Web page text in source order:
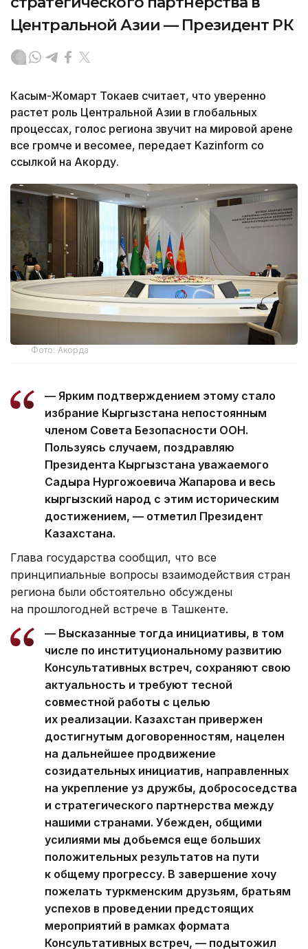
Центральной Азии — Президент РК
Касым-Жомарт Токаев считает, что уверенно
растет роль Центральной Азии в глобальных
процессах, голос региона звучит на мировой арене
все громче и весомее, передает Kazinform со
ссылкой на Акорду.
Фото: Акорда
— Ярким подтверждением этому стало
избрание Кыргызстана непостоянным
членом Совета Безопасности ООН.
Пользуясь случаем, поздравляю
Президента Кыргызстана уважаемого
Садыра Нургожоевича Жапарова и весь
кыргызский народ с этим историческим
достижением, — отметил Президент
Казахстана.
Глава государства сообщил, что все
принципиальные вопросы взаимодействия стран
региона были обстоятельно обсуждены
на прошлогодней встрече в Ташкенте.
— Высказанные тогда инициативы, в том
числе по институциональному развитию
Консультативных встреч, сохраняют свою
актуальность и требуют тесной
совместной работы с целью
их реализации. Казахстан привержен
достигнутым договоренностям, нацелен
на дальнейшее продвижение
созидательных инициатив, направленных
на укрепление уз дружбы, добрососедства
и стратегического партнерства между
нашими странами. Убежден, общими
усилиями мы добьемся еще больших
положительных результатов на пути
к общему прогрессу. В завершение хочу
пожелать туркменским друзьям, братьям
успехов в проведении предстоящих
мероприятий в рамках формата
Консультативных встреч, — подытожил